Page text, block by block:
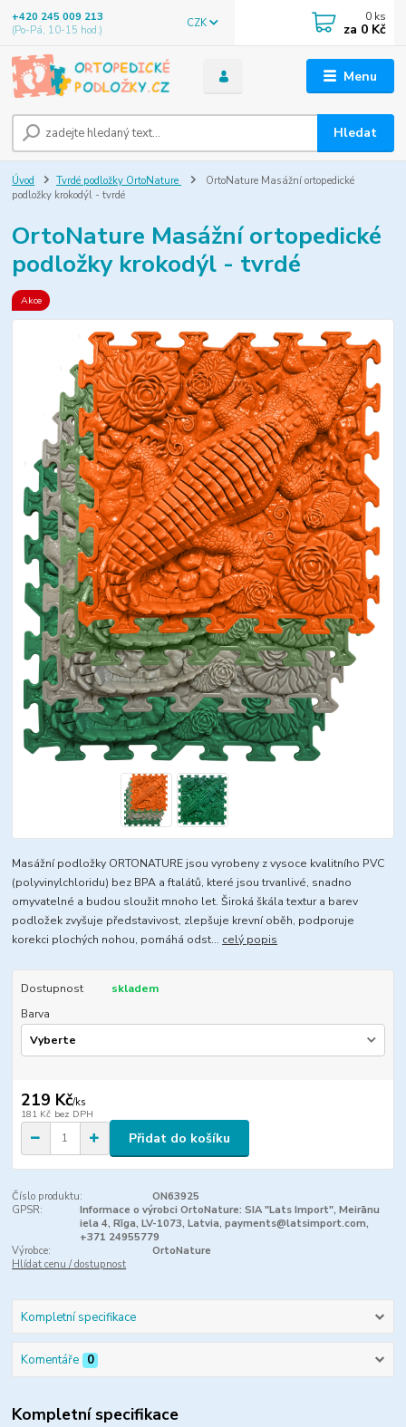
Menu
CZK
Hledat
+420 245 009 213
(Po-Pá, 10-15 hod.)
0 ks
za 0 Kč
Úvod Tvrdé podložky OrtoNature
OrtoNature Masážní ortopedické
podložky krokodýl - tvrdé
OrtoNature Masážní ortopedické
podložky krokodýl - tvrdé
Akce
Masážní podložky ORTONATURE jsou vyrobeny z vysoce kvalitního PVC
(polyvinylchloridu) bez BPA a ftalátů, které jsou trvanlivé, snadno
omyvatelné a budou sloužit mnoho let. Široká škála textur a barev
podložek zvyšuje představivost, zlepšuje krevní oběh, podporuje
korekci plochých nohou, pomáhá odst... celý popis
Dostupnost
skladem
Barva
219 Kč/ks
181 Kč bez DPH
Přidat do košíku
Číslo produktu:
ON63925
GPSR:
Informace o výrobci OrtoNature: SIA "Lats Import", Meirānu
iela 4, Rīga, LV-1073, Latvia, payments@latsimport.com,
+371 24955779
Výrobce:
OrtoNature
Hlídat cenu / dostupnost
Kompletní specifikace
Komentáře 0
Kompletní specifikace